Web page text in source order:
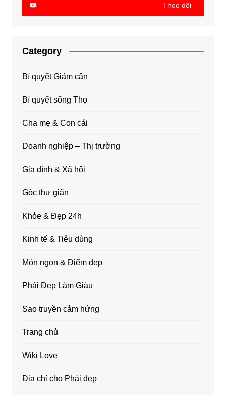
Theo dõi
Category
Bí quyết Giảm cân
Bí quyết sống Thọ
Cha mẹ & Con cái
Doanh nghiệp – Thị trường
Gia đình & Xã hội
Góc thư giãn
Khỏe & Đẹp 24h
Kinh tế & Tiêu dùng
Món ngon & Điểm đẹp
Phái Đẹp Làm Giàu
Sao truyền cảm hứng
Trang chủ
Wiki Love
Địa chỉ cho Phái đẹp